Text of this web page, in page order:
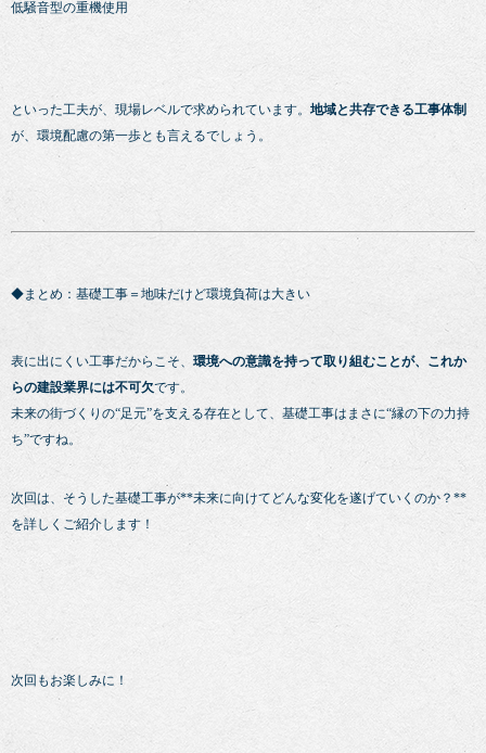
低騒音型の重機使用
といった工夫が、現場レベルで求められています。 地域と共存できる工事体制
が、環境配慮の第一歩とも言えるでしょう。
◆まとめ：基礎工事＝地味だけど環境負荷は大きい
表に出にくい工事だからこそ、 環境への意識を持って取り組むことが、これか
らの建設業界には不可欠です。
未来の街づくりの“足元”を支える存在として、基礎工事はまさに“縁の下の力持
ち”ですね。
次回は、そうした基礎工事が**未来に向けてどんな変化を遂げていくのか？**
を詳しくご紹介します！
次回もお楽しみに！